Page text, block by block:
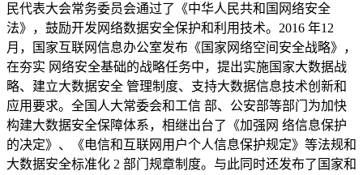
民代表大会常务委员会通过了《中华人民共和国网络安全
法》，鼓励开发网络数据安全保护和利用技术。2016 年12
月，国家互联网信息办公室发布《国家网络空间安全战略》，
在夯实 网络安全基础的战略任务中，提出实施国家大数据战
略、建立大数据安全 管理制度、支持大数据信息技术创新和
应用要求。全国人大常委会和工信 部、公安部等部门为加快
构建大数据安全保障体系，相继出台了《加强网 络信息保护
的决定》、《电信和互联网用户个人信息保护规定》等法规和
大数据安全标准化 2 部门规章制度。与此同时还发布了国家和